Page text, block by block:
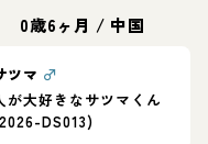
0歳6ヶ月 / 中国
ツマ ♂
が大好きなサツマくん
DS013)